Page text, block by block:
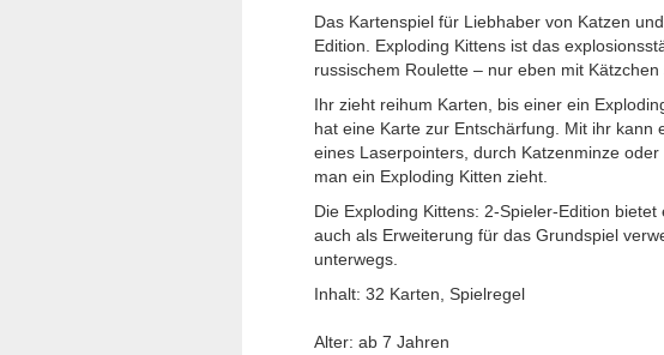
Das Kartenspiel für Liebhaber von Katzen
Edition. Exploding Kittens ist das
russischem Roulette – nur eben mit Kätzchen
Ihr zieht reihum Karten, bis einer ein
hat eine Karte zur Entschärfung. Mit ihr
eines Laserpointers, durch Katzenminze
man ein Exploding Kitten zieht.
Die Exploding Kittens: 2-Spieler-Edition
auch als Erweiterung für das Grundspiel
unterwegs.
Inhalt: 32 Karten, Spielregel
Alter: ab 7 Jahren